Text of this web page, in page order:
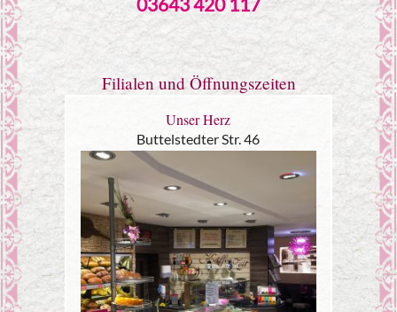
Filialen und Öffnungszeiten
Unser Herz
Buttelstedter Str. 46